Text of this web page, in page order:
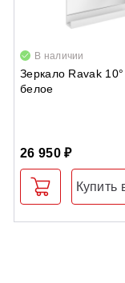
В наличии
Зеркало Ravak
белое
26 950 ₽
Купить